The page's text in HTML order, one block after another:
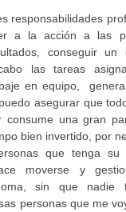
responsabilidades
a la acción a las
conseguir un
las tareas
en equipo,
asegurar que
una gran
bien invertido, por
que tenga su
moverse y
sin que nadie
personas que me